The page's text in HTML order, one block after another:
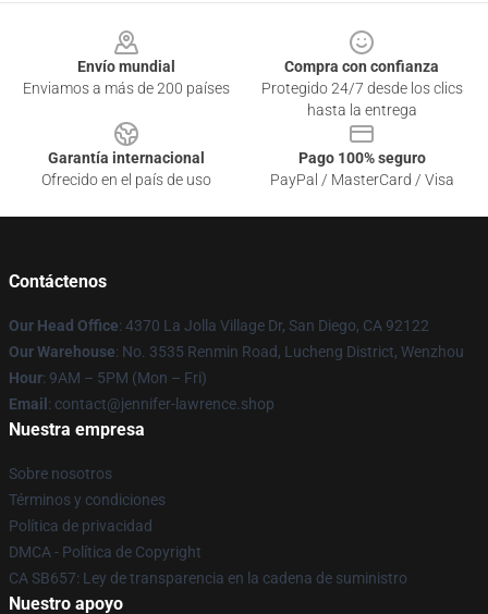
Envío mundial
Enviamos a más de 200 países
Compra con confianza
Protegido 24/7 desde los clics
hasta la entrega
Garantía internacional
Ofrecido en el país de uso
Pago 100% seguro
PayPal / MasterCard / Visa
Contáctenos
Our Head Office: 4370 La Jolla Village Dr, San Diego, CA 92122
Our Warehouse: No. 3535 Renmin Road, Lucheng District, Wenzhou
Hour: 9AM – 5PM (Mon – Fri)
Email : contact@jennifer-lawrence.shop
Nuestra empresa
Sobre nosotros
Términos y condiciones
Política de privacidad
DMCA - Política de Copyright
CA SB657: Ley de transparencia en la cadena de suministro
Nuestro apoyo